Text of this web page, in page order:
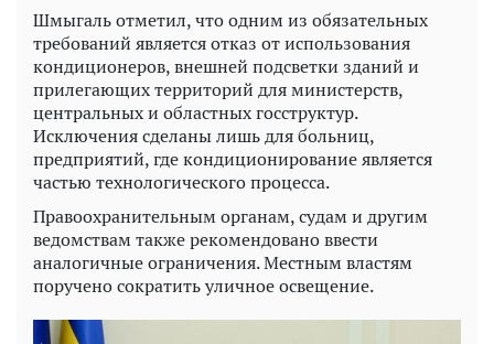
Шмыгаль отметил, что одним из обязательных
требований является отказ от использования
кондиционеров, внешней подсветки зданий и
прилегающих территорий для министерств,
центральных и областных госструктур.
Исключения сделаны лишь для больниц,
предприятий, где кондиционирование является
частью технологического процесса.
Правоохранительным органам, судам и другим
ведомствам также рекомендовано ввести
аналогичные ограничения. Местным властям
поручено сократить уличное освещение.